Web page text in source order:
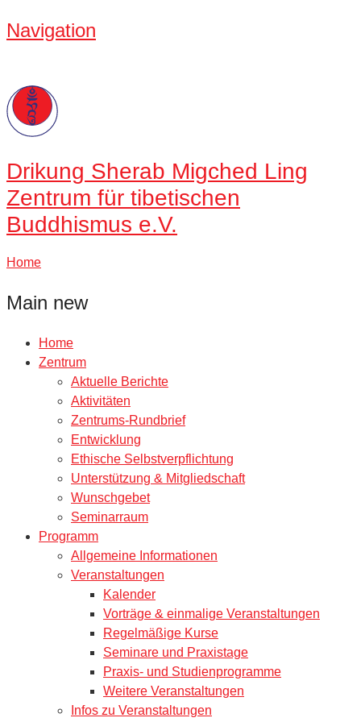
Navigation
Drikung Sherab Migched Ling
Zentrum für tibetischen
Buddhismus e.V.
Home
Main new
Home
Zentrum
Aktuelle Berichte
Aktivitäten
Zentrums-Rundbrief
Entwicklung
Ethische Selbstverpflichtung
Unterstützung & Mitgliedschaft
Wunschgebet
Seminarraum
Programm
Allgemeine Informationen
Veranstaltungen
Kalender
Vorträge & einmalige Veranstaltungen
Regelmäßige Kurse
Seminare und Praxistage
Praxis- und Studienprogramme
Weitere Veranstaltungen
Infos zu Veranstaltungen